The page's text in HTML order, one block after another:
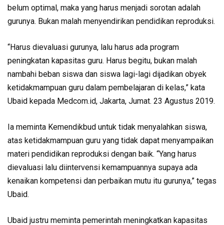
belum optimal, maka yang harus menjadi sorotan adalah
gurunya. Bukan malah menyendirikan pendidikan reproduksi.
“Harus dievaluasi gurunya, lalu harus ada program
peningkatan kapasitas guru. Harus begitu, bukan malah
nambahi beban siswa dan siswa lagi-lagi dijadikan obyek
ketidakmampuan guru dalam pembelajaran di kelas,” kata
Ubaid kepada Medcom.id, Jakarta, Jumat. 23 Agustus 2019.
Ia meminta Kemendikbud untuk tidak menyalahkan siswa,
atas ketidakmampuan guru yang tidak dapat menyampaikan
materi pendidikan reproduksi dengan baik. “Yang harus
dievaluasi lalu diintervensi kemampuannya supaya ada
kenaikan kompetensi dan perbaikan mutu itu gurunya,” tegas
Ubaid.
Ubaid justru meminta pemerintah meningkatkan kapasitas